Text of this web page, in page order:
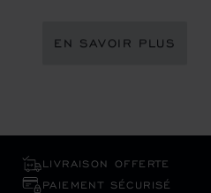
EN SAVOIR PLUS
LIVRAISON OFFERTE
PAIEMENT SÉCURISÉ